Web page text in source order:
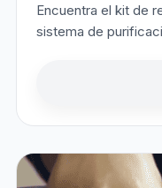
Encuentra el kit de
sistema de